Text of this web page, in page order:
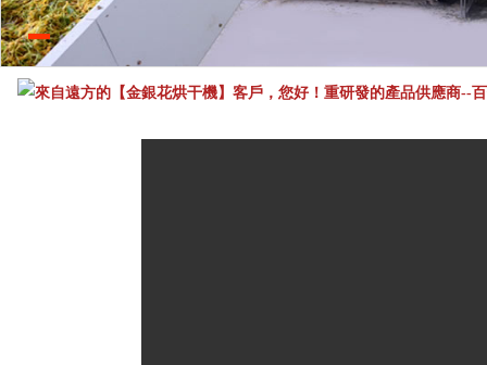
來自遠方的 【金銀花烘干機】客戶，您好！重研發的產品供應商